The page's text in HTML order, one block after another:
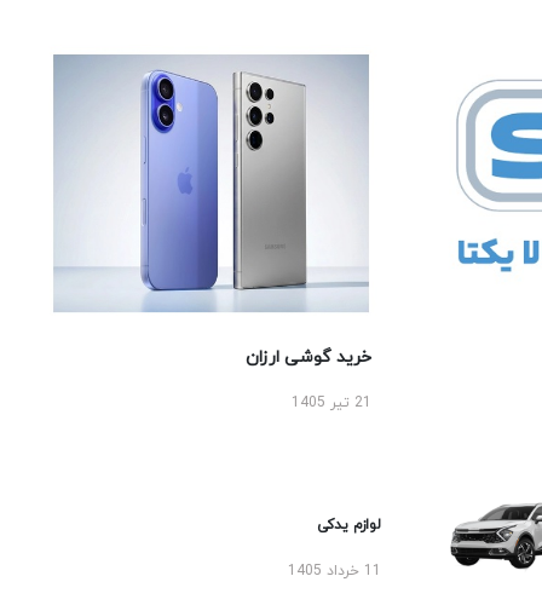
خرید گوشی ارزان
لوازم یدکی